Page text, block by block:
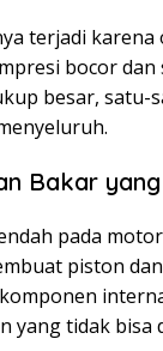
terjadi
bocor
besar, satu-
Bakar
pada
piston
yang tidak bisa